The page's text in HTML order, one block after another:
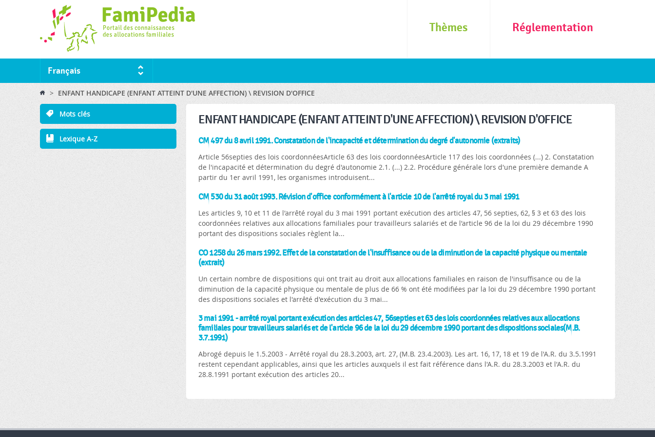
Thèmes Réglementation
Français
You are here
> ENFANT HANDICAPE (ENFANT ATTEINT D'UNE AFFECTION) \ REVISION D'OFFICE
Mots clés
Lexique A-Z
ENFANT HANDICAPE (ENFANT ATTEINT D'UNE AFFECTION) \ REVISION D'OFFICE
CM 497 du 8 avril 1991. Constatation de l'incapacité et détermination du degré d'autonomie (extraits)
Article 56septies des lois coordonnéesArticle 63 des lois coordonnéesArticle 117 des lois coordonnées (...) 2. Constatation
de l'incapacité et détermination du degré d'autonomie 2.1. (...) 2.2. Procédure générale lors d'une première demande A
partir du 1er avril 1991, les organismes introduisent...
CM 530 du 31 août 1993. Révision d'office conformément à l'article 10 de l'arrêté royal du 3 mai 1991
Les articles 9, 10 et 11 de l'arrêté royal du 3 mai 1991 portant exécution des articles 47, 56 septies, 62, § 3 et 63 des lois
coordonnées relatives aux allocations familiales pour travailleurs salariés et de l'article 96 de la loi du 29 décembre 1990
portant des dispositions sociales règlent la...
CO 1258 du 26 mars 1992. Effet de la constatation de l'insuffisance ou de la diminution de la capacité physique ou mentale
(extrait)
Un certain nombre de dispositions qui ont trait au droit aux allocations familiales en raison de l'insuffisance ou de la
diminution de la capacité physique ou mentale de plus de 66 % ont été modifiées par la loi du 29 décembre 1990 portant
des dispositions sociales et l'arrêté d'exécution du 3 mai...
3 mai 1991 - arrêté royal portant exécution des articles 47, 56septies et 63 des lois coordonnées relatives aux allocations
familiales pour travailleurs salariés et de l'article 96 de la loi du 29 décembre 1990 portant des dispositions sociales(M.B.
3.7.1991)
Abrogé depuis le 1.5.2003 - Arrêté royal du 28.3.2003, art. 27, (M.B. 23.4.2003). Les art. 16, 17, 18 et 19 de l'A.R. du 3.5.1991
restent cependant applicables, ainsi que les articles auxquels il est fait référence dans l'A.R. du 28.3.2003 et l'A.R. du
28.8.1991 portant exécution des articles 20...